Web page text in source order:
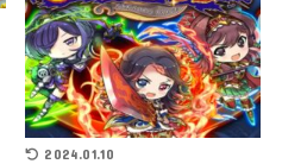
2024.01.10